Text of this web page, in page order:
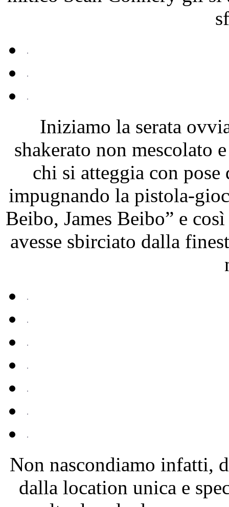
Iniziamo la serata
shakerato non mescolato
chi si atteggia con pose
impugnando la pistola-
Beibo, James Beibo” e
avesse sbirciato dalla
Non nascondiamo infatti,
dalla location unica e